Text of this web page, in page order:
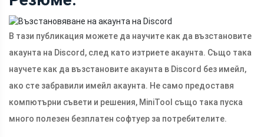
В тази публикация можете да научите как да възстановите
акаунта на Discord, след като изтриете акаунта. Също така
научете как да възстановите акаунта в Discord без имейл,
ако сте забравили имейл акаунта. Не само предоставя
компютърни съвети и решения, MiniTool също така пуска
много полезен безплатен софтуер за потребителите.